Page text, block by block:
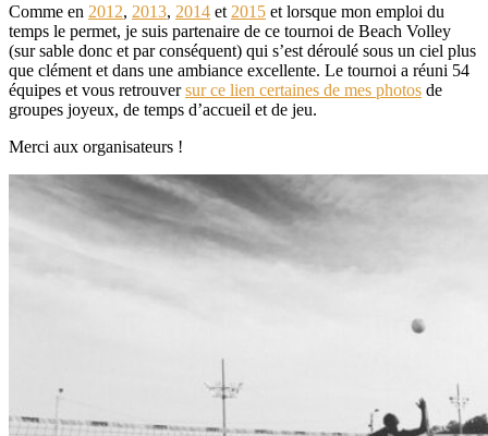
Comme en 2012, 2013, 2014 et 2015 et lorsque mon emploi du
temps le permet, je suis partenaire de ce tournoi de Beach Volley
(sur sable donc et par conséquent) qui s’est déroulé sous un ciel plus
que clément et dans une ambiance excellente. Le tournoi a réuni 54
équipes et vous retrouversur ce lien certaines de mes photos de
groupes joyeux, de temps d’accueil et de jeu.
Merci aux organisateurs !